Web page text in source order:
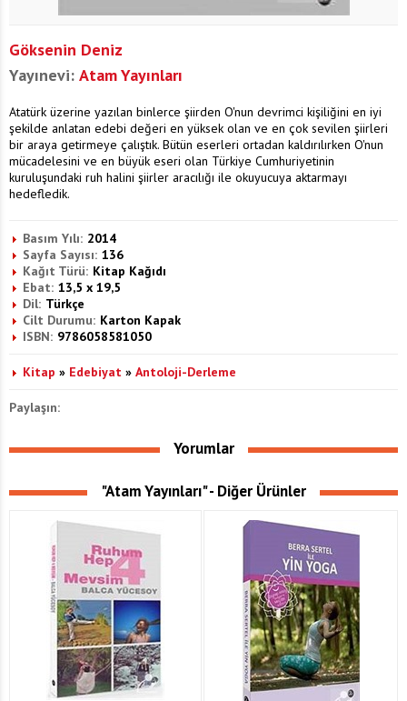
Göksenin Deniz
Yayınevi: Atam Yayınları
Atatürk üzerine yazılan binlerce şiirden O'nun devrimci kişiliğini en iyi
şekilde anlatan edebi değeri en yüksek olan ve en çok sevilen şiirleri
bir araya getirmeye çalıştık. Bütün eserleri ortadan kaldırılırken O'nun
mücadelesini ve en büyük eseri olan Türkiye Cumhuriyetinin
kuruluşundaki ruh halini şiirler aracılığı ile okuyucuya aktarmayı
hedefledik.
Basım Yılı: 2014
Sayfa Sayısı: 136
Kağıt Türü: Kitap Kağıdı
Ebat: 13,5 x 19,5
Dil: Türkçe
Cilt Durumu: Karton Kapak
ISBN: 9786058581050
Kitap » Edebiyat » Antoloji-Derleme
Paylaşın:
Yorumlar
"Atam Yayınları" - Diğer Ürünler